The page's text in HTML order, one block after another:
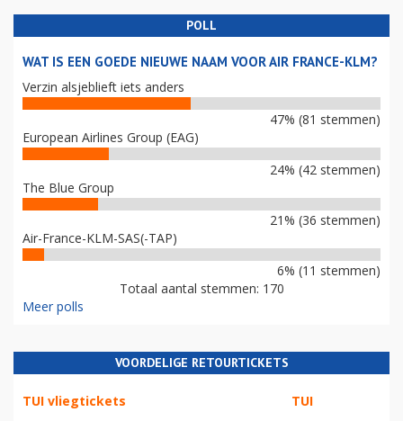
POLL
WAT IS EEN GOEDE NIEUWE NAAM VOOR AIR FRANCE-KLM?
Verzin alsjeblieft iets anders
47% (81 stemmen)
European Airlines Group (EAG)
24% (42 stemmen)
The Blue Group
21% (36 stemmen)
Air-France-KLM-SAS(-TAP)
6% (11 stemmen)
Totaal aantal stemmen: 170
Meer polls
VOORDELIGE RETOURTICKETS
TUI vliegtickets TUI